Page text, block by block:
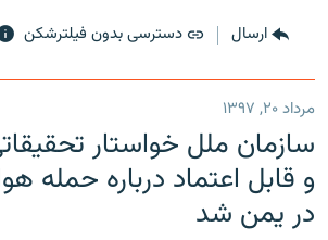
ارسال دسترسی بدون فیلترشکن
مرداد ۲۰, ۱۳۹۷
سازمان ملل خواستار
و قابل اعتماد درباره حمله
در یمن شد